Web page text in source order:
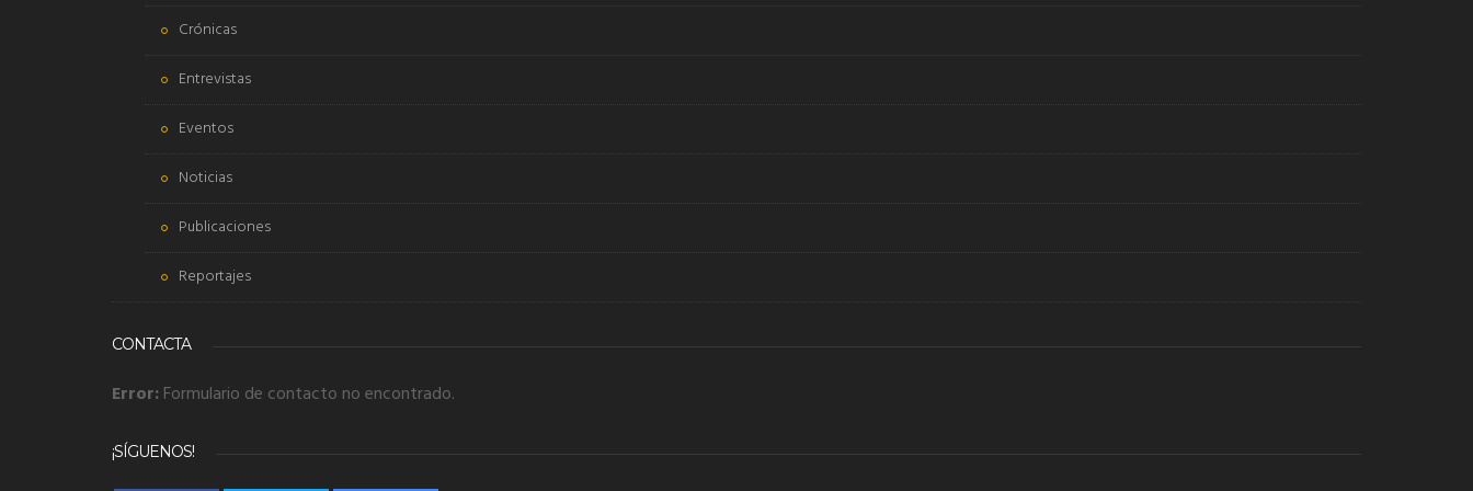
Crónicas
Entrevistas
Eventos
Noticias
Publicaciones
Reportajes
CONTACTA
Error:Formulario de contacto no encontrado.
¡SÍGUENOS!